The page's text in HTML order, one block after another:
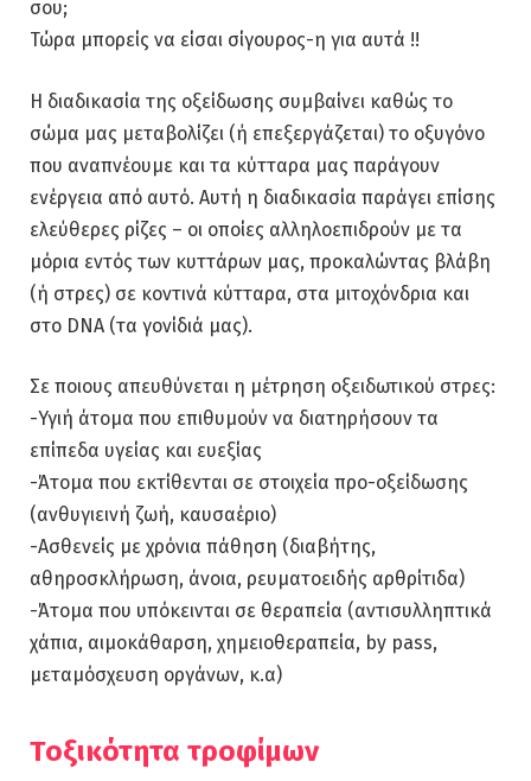
σου;
Τώρα μπορείς να είσαι σίγουρος-η για αυτά !!
Η διαδικασία της οξείδωσης συμβαίνει καθώς το
σώμα μας μεταβολίζει (ή επεξεργάζεται) το οξυγόνο
που αναπνέουμε και τα κύτταρα μας παράγουν
ενέργεια από αυτό. Αυτή η διαδικασία παράγει επίσης
ελεύθερες ρίζες – οι οποίες αλληλοεπιδρούν με τα
μόρια εντός των κυττάρων μας, προκαλώντας βλάβη
(ή στρες) σε κοντινά κύτταρα, στα μιτοχόνδρια και
στο DNA (τα γονίδιά μας).
Σε ποιους απευθύνεται η μέτρηση οξειδωτικού στρες:
-Υγιή άτομα που επιθυμούν να διατηρήσουν τα
επίπεδα υγείας και ευεξίας
-Άτομα που εκτίθενται σε στοιχεία προ-οξείδωσης
(ανθυγιεινή ζωή, καυσαέριο)
-Ασθενείς με χρόνια πάθηση (διαβήτης,
αθηροσκλήρωση, άνοια, ρευματοειδής αρθρίτιδα)
-Άτομα που υπόκεινται σε θεραπεία (αντισυλληπτικά
χάπια, αιμοκάθαρση, χημειοθεραπεία, by pass,
μεταμόσχευση οργάνων, κ.α)
Tοξικότητα τροφίμων